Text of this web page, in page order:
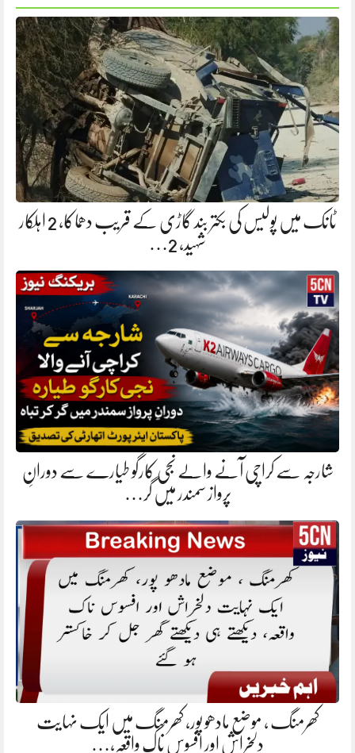
ٹانک میں پولیس کی بکتر بند گاڑی کے قریب دھماکا، 2 اہلکار
شہید، 2…
شارجہ سے کراچی آنے والے نجی کارگو طیارے سے دورانِ
پرواز سمندر میں گر…
کھرمنگ ، موضع مادھو پور، کھرمنگ میں ایک نہایت
دلخراش اور افسوس ناک واقعہ،…